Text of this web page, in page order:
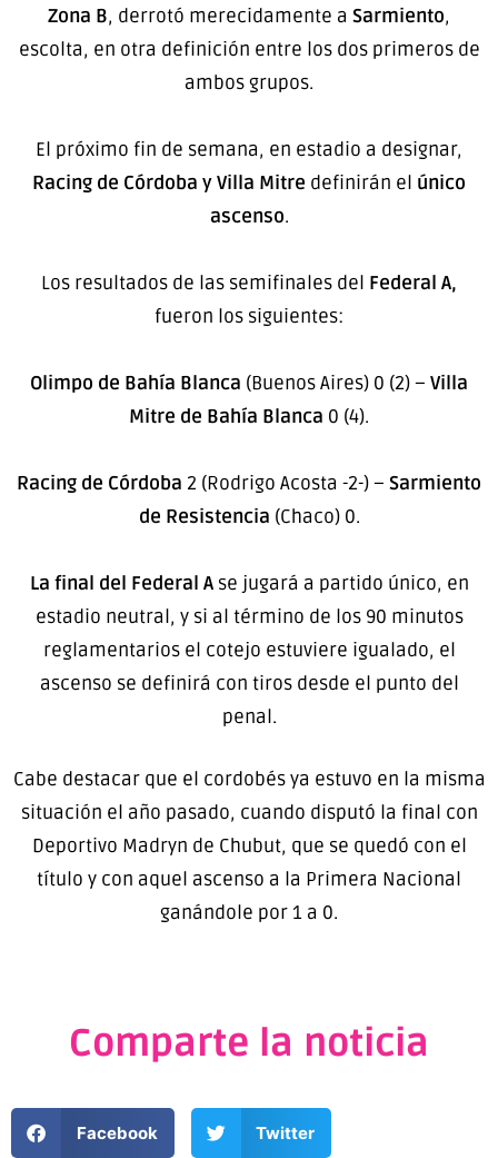
Zona B, derrotó merecidamente a Sarmiento,
escolta, en otra definición entre los dos primeros de
ambos grupos.
El próximo fin de semana, en estadio a designar,
Racing de Córdoba y Villa Mitre definirán el único
ascenso.
Los resultados de las semifinales del Federal A,
fueron los siguientes:
Olimpo de Bahía Blanca (Buenos Aires) 0 (2) – Villa
Mitre de Bahía Blanca 0 (4).
Racing de Córdoba 2 (Rodrigo Acosta -2-) – Sarmiento
de Resistencia (Chaco) 0.
La final del Federal Ase jugará a partido único, en
estadio neutral, y si al término de los 90 minutos
reglamentarios el cotejo estuviere igualado, el
ascenso se definirá con tiros desde el punto del
penal.
Cabe destacar que el cordobés ya estuvo en la misma
situación el año pasado, cuando disputó la final con
Deportivo Madryn de Chubut, que se quedó con el
título y con aquel ascenso a la Primera Nacional
ganándole por 1 a 0.
Comparte la noticia
Facebook Twitter